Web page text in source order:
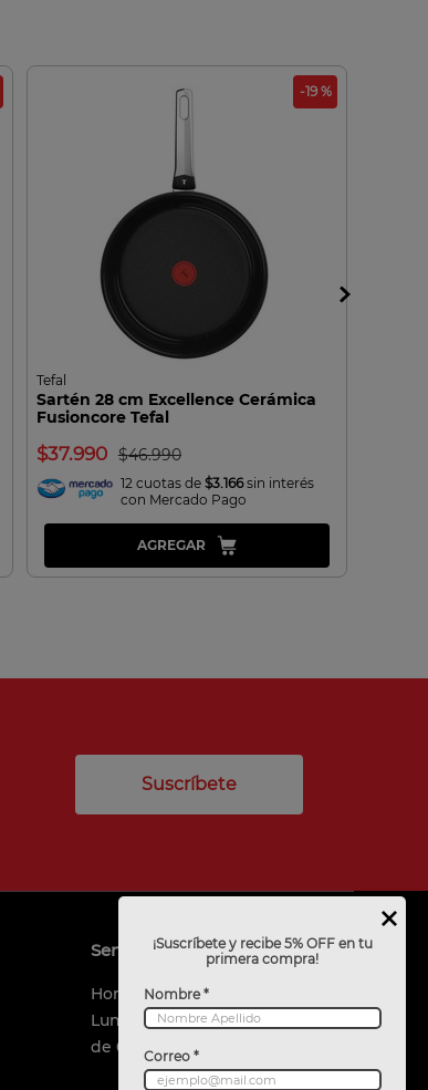
-19 %
Tefal
Sartén 28 cm Excellence Cerámica
Fusioncore Tefal
37.990 46.990
12 cuotas de$3.166sin interés
con Mercado Pago
AGREGAR
Suscríbete
Servicio al cliente
Horario de Atención
Lunes a viernes
de 09:00 a 18:00 horas
¡Suscríbete y recibe 5% OFF en tu
primera compra!
Nombre *
Correo *